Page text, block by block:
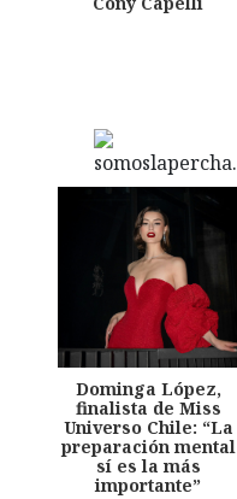
Dominga López,
finalista de Miss
Universo Chile: “La
preparación mental
sí es la más
importante”